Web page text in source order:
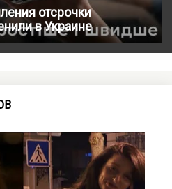
отсрочки
в Украине